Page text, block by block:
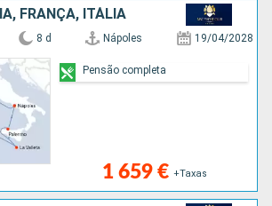
FRANÇA, ITÁLIA
8 d Nápoles 19/04/2028
1 659 € +Taxas
Pensão completa